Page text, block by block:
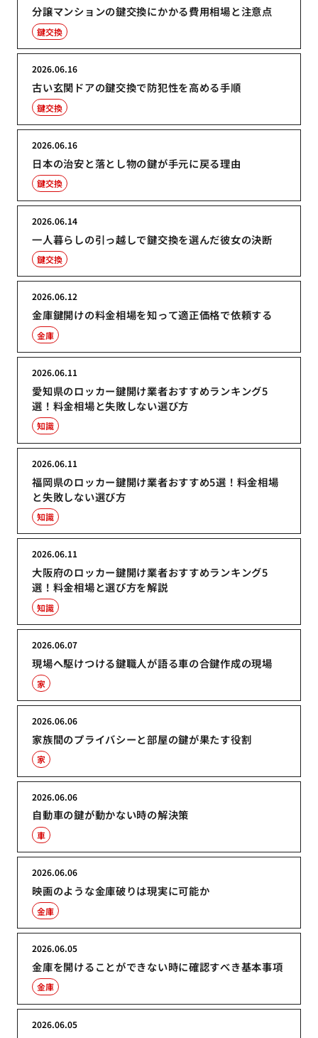
分譲マンションの鍵交換にかかる費用相場と注意点
鍵交換
古い玄関ドアの鍵交換で防犯性を高める手順
2026.06.16
鍵交換
日本の治安と落とし物の鍵が手元に戻る理由
2026.06.16
鍵交換
一人暮らしの引っ越しで鍵交換を選んだ彼女の決断
2026.06.14
鍵交換
金庫鍵開けの料金相場を知って適正価格で依頼する
2026.06.12
金庫
愛知県のロッカー鍵開け業者おすすめランキング5
選！料金相場と失敗しない選び方
2026.06.11
知識
福岡県のロッカー鍵開け業者おすすめ5選！料金相場
と失敗しない選び方
2026.06.11
知識
大阪府のロッカー鍵開け業者おすすめランキング5
選！料金相場と選び方を解説
2026.06.11
知識
現場へ駆けつける鍵職人が語る車の合鍵作成の現場
2026.06.07
家
家族間のプライバシーと部屋の鍵が果たす役割
2026.06.06
家
自動車の鍵が動かない時の解決策
2026.06.06
車
映画のような金庫破りは現実に可能か
2026.06.06
金庫
金庫を開けることができない時に確認すべき基本事項
2026.06.05
金庫
2026.06.05